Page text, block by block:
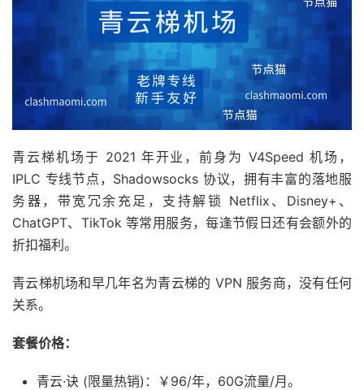
青云梯机场于 2021 年开业，前身为 V4Speed 机场，
IPLC 专线节点，Shadowsocks 协议，拥有丰富的落地服
务器，带宽冗余充足，支持解锁 Netflix、Disney+、
ChatGPT、TikTok 等常用服务，每逢节假日还有会额外的
折扣福利。
青云梯机场和早几年名为青云梯的 VPN 服务商，没有任何
关系。
套餐价格：
青云·诀 (限量热销)：￥96/年，60G流量/月。